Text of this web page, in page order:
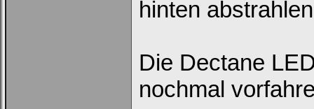
Passwort:
hinten
Die Dectane
nochmal